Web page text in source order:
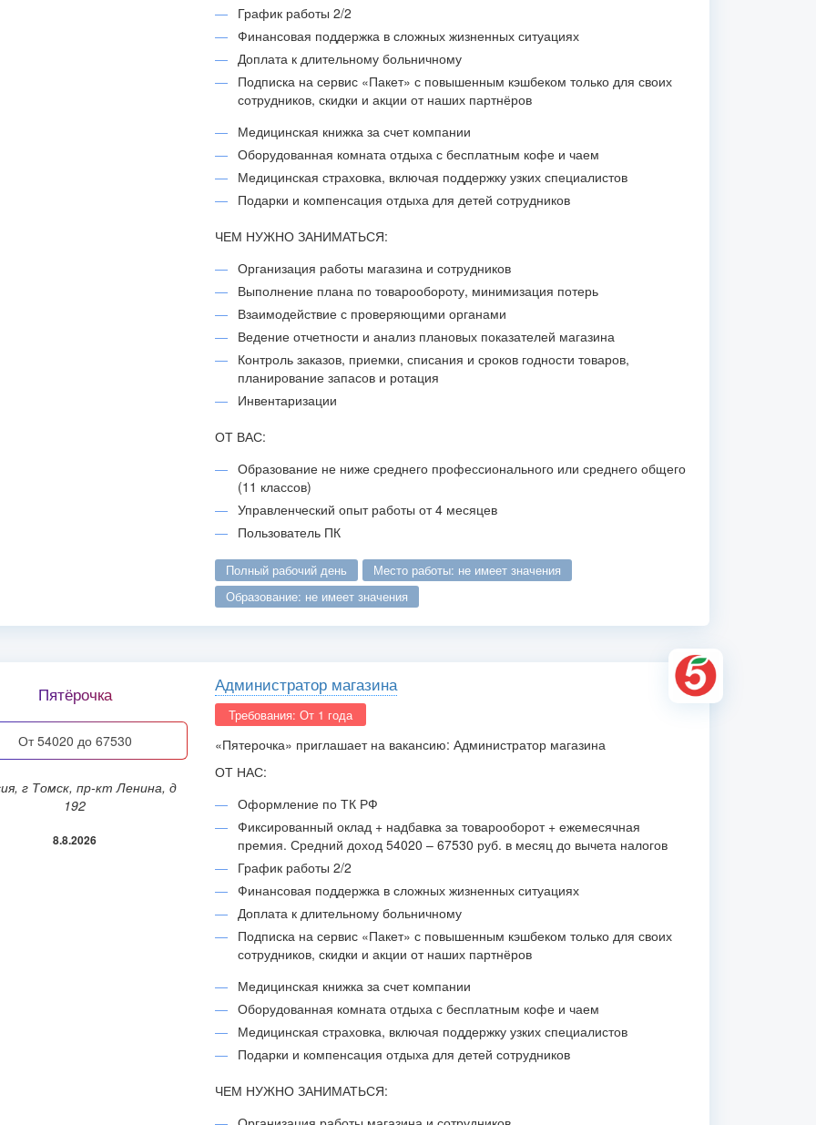
График работы 2/2
Финансовая поддержка в сложных жизненных ситуациях
Доплата к длительному больничному
Подписка на сервис «Пакет» с повышенным кэшбеком только для своих
сотрудников, скидки и акции от наших партнёров
Медицинская книжка за счет компании
Оборудованная комната отдыха с бесплатным кофе и чаем
Медицинская страховка, включая поддержку узких специалистов
Подарки и компенсация отдыха для детей сотрудников
ЧЕМ НУЖНО ЗАНИМАТЬСЯ:
Организация работы магазина и сотрудников
Выполнение плана по товарообороту, минимизация потерь
Взаимодействие с проверяющими органами
Ведение отчетности и анализ плановых показателей магазина
Контроль заказов, приемки, списания и сроков годности товаров,
планирование запасов и ротация
Инвентаризации
ОТ ВАС:
Образование не ниже среднего профессионального или среднего общего
(11 классов)
Управленческий опыт работы от 4 месяцев
Пользователь ПК
полный рабочий день
место работы: не имеет значения
образование: не имеет значения
Пятёрочка
от 54020 до 67530
192
8.8.2026
Администратор магазина
Требования: От 1 года
«Пятерочка» приглашает на вакансию: Администратор магазина
ОТ НАС:
Оформление по ТК РФ
Фиксированный оклад + надбавка за товарооборот + ежемесячная
премия. Средний доход 54020 – 67530 руб. в месяц до вычета налогов
График работы 2/2
Финансовая поддержка в сложных жизненных ситуациях
Доплата к длительному больничному
Подписка на сервис «Пакет» с повышенным кэшбеком только для своих
сотрудников, скидки и акции от наших партнёров
Медицинская книжка за счет компании
Оборудованная комната отдыха с бесплатным кофе и чаем
Медицинская страховка, включая поддержку узких специалистов
Подарки и компенсация отдыха для детей сотрудников
ЧЕМ НУЖНО ЗАНИМАТЬСЯ: